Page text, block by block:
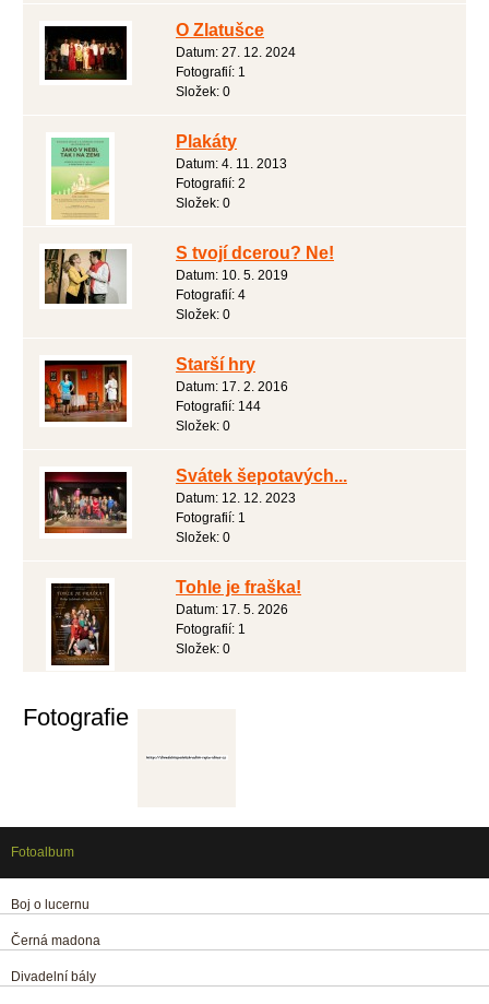
O Zlatušce
Datum: 27. 12. 2024
Fotografií: 1
Složek: 0
Plakáty
Datum: 4. 11. 2013
Fotografií: 2
Složek: 0
S tvojí dcerou? Ne!
Datum: 10. 5. 2019
Fotografií: 4
Složek: 0
Starší hry
Datum: 17. 2. 2016
Fotografií: 144
Složek: 0
Svátek šepotavých...
Datum: 12. 12. 2023
Fotografií: 1
Složek: 0
Tohle je fraška!
Datum: 17. 5. 2026
Fotografií: 1
Složek: 0
Fotografie
Fotoalbum
Boj o lucernu
Černá madona
Divadelní bály